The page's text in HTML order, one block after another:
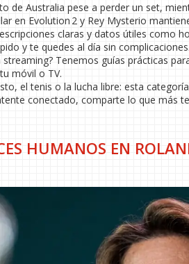
de Australia pese a perder un set,
en Evolution 2 y Rey Mysterio
claras y datos útiles como
y te quedes al día sin complicaciones.
Tenemos guías prácticas
móvil o TV.
el tenis o la lucha libre: esta
conectado, comparte lo que más
HUMANOS EN